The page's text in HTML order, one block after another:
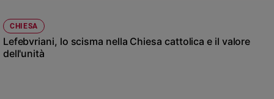
Papa
Chiesa
CHIESA
Lefebvriani, lo scisma nella Chiesa cattolica e il valore
dell'unità